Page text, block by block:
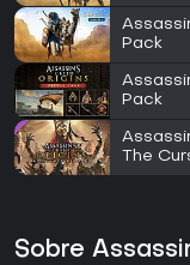
Pack
Pack
The
Sobre